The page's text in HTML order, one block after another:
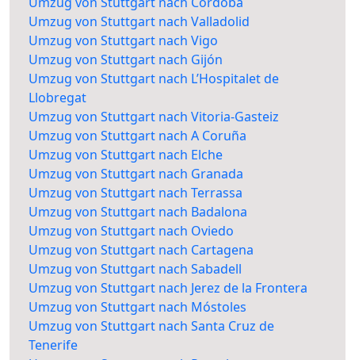
Umzug von Stuttgart nach Valladolid
Umzug von Stuttgart nach Vigo
Umzug von Stuttgart nach Gijón
Umzug von Stuttgart nach L’Hospitalet de
Llobregat
Umzug von Stuttgart nach Vitoria-Gasteiz
Umzug von Stuttgart nach A Coruña
Umzug von Stuttgart nach Elche
Umzug von Stuttgart nach Granada
Umzug von Stuttgart nach Terrassa
Umzug von Stuttgart nach Badalona
Umzug von Stuttgart nach Oviedo
Umzug von Stuttgart nach Cartagena
Umzug von Stuttgart nach Sabadell
Umzug von Stuttgart nach Jerez de la Frontera
Umzug von Stuttgart nach Móstoles
Umzug von Stuttgart nach Santa Cruz de
Tenerife